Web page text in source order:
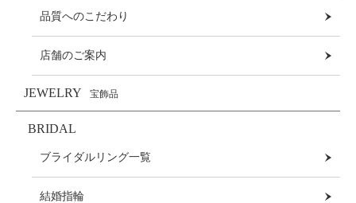
品質へのこだわり
店舗のご案内
JEWELRY 宝飾品
BRIDAL
ブライダルリング一覧
結婚指輪